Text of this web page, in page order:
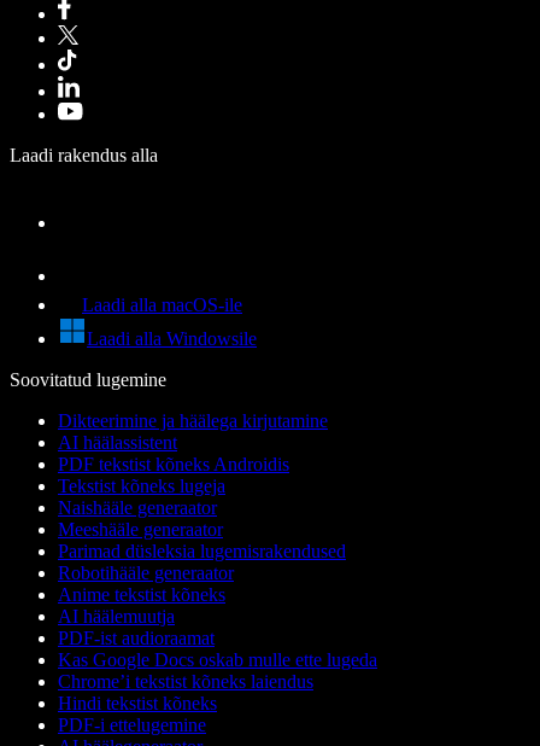
Laadi rakendus alla
Laadi alla macOS-ile
Laadi alla Windowsile
Soovitatud lugemine
Dikteerimine ja häälega kirjutamine
AI häälassistent
PDF tekstist kõneks Androidis
Tekstist kõneks lugeja
Naishääle generaator
Meeshääle generaator
Parimad düsleksia lugemisrakendused
Robotihääle generaator
Anime tekstist kõneks
AI häälemuutja
PDF-ist audioraamat
Kas Google Docs oskab mulle ette lugeda
Chrome’i tekstist kõneks laiendus
Hindi tekstist kõneks
PDF-i ettelugemine